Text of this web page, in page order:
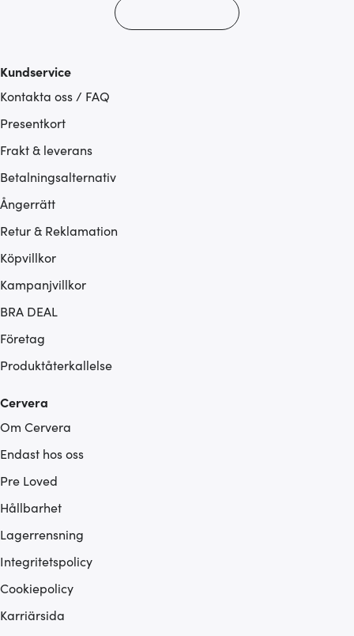
Kundservice
Kontakta oss / FAQ
Presentkort
Frakt & leverans
Betalningsalternativ
Ångerrätt
Retur & Reklamation
Köpvillkor
Kampanjvillkor
BRA DEAL
Företag
Produktåterkallelse
Cervera
Om Cervera
Endast hos oss
Pre Loved
Hållbarhet
Lagerrensning
Integritetspolicy
Cookiepolicy
Karriärsida